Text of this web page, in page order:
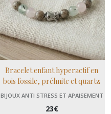
Bracelet enfant hyperactif en
bois fossile, préhnite et quartz
rose, cadeau enfant
BIJOUX ANTI STRESS ET APAISEMENT
23€